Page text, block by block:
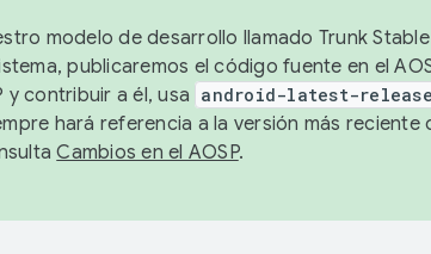
modelo de desarrollo llamado Trunk
publicaremos el código fuente en el
y contribuir a él, usa android-latest-release
hará referencia a la versión más reciente
Cambios en el AOSP.